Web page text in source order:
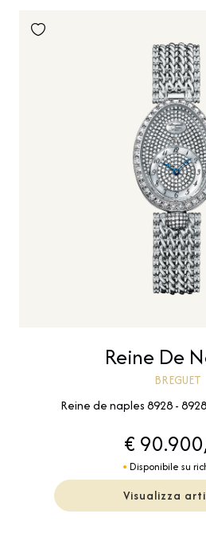
Reine De
BREGUET
Reine de naples 8928 -
€
Disponibile su
Visualizza